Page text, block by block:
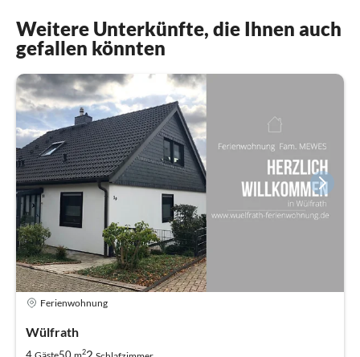
Weitere Unterkünfte, die Ihnen auch
gefallen könnten
Ferienwohnung
Wülfrath
4 50 2